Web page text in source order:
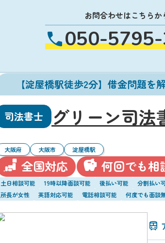
お問合わせはこちらか
050-
【淀屋橋駅徒歩2分】借金問題
司法書士 グリーン司法
大阪府 大阪市 淀屋橋駅
全国対応 何回でも相
土日相談可能 19時以降面談可能 後払い可能 分割払い
所長が女性
英語対応可能 電話相談可能 何度でも面談